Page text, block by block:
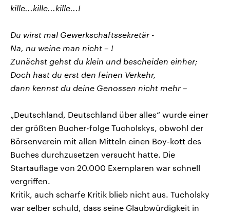
kille...kille...kille...!
Du wirst mal Gewerkschaftssekretär -
Na, nu weine man nicht – !
Zunächst gehst du klein und bescheiden einher;
Doch hast du erst den feinen Verkehr,
dann kennst du deine Genossen nicht mehr –
„Deutschland, Deutschland über alles“ wurde einer
der größten Bucher-folge Tucholskys, obwohl der
Börsenverein mit allen Mitteln einen Boy-kott des
Buches durchzusetzen versucht hatte. Die
Startauflage von 20.000 Exemplaren war schnell
vergriffen.
Kritik, auch scharfe Kritik blieb nicht aus. Tucholsky
war selber schuld, dass seine Glaubwürdigkeit in